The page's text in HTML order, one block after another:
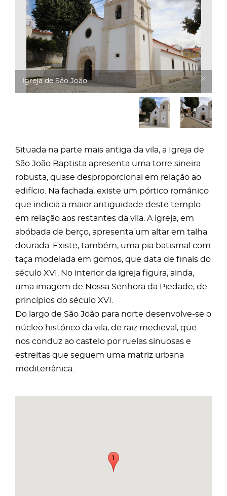
Igreja de São João
Situada na parte mais antiga da vila, a Igreja de
São João Baptista apresenta uma torre sineira
robusta, quase desproporcional em relação ao
edifício. Na fachada, existe um pórtico românico
que indicia a maior antiguidade deste templo
em relação aos restantes da vila. A igreja, em
abóbada de berço, apresenta um altar em talha
dourada. Existe, também, uma pia batismal com
taça modelada em gomos, que data de finais do
século XVI. No interior da igreja figura, ainda,
uma imagem de Nossa Senhora da Piedade, de
princípios do século XVI.
Do largo de São João para norte desenvolve-se o
núcleo histórico da vila, de raiz medieval, que
nos conduz ao castelo por ruelas sinuosas e
estreitas que seguem uma matriz urbana
mediterrânica.